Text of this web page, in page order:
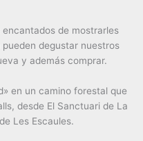
de mostrarles
degustar nuestros
y además comprar.
en un camino forestal que
desde El Sanctuari de La
Les Escaules.